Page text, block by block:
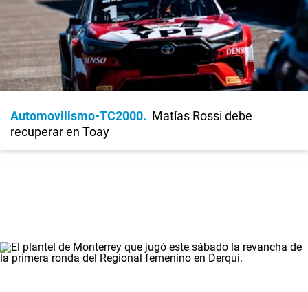
Automovilismo-TC2000
Matías Rossi debe
recuperar en Toay